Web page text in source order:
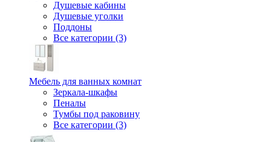
Душевые кабины
Душевые уголки
Поддоны
Все категории (3)
Мебель для ванных комнат
Зеркала-шкафы
Пеналы
Тумбы под раковину
Все категории (3)